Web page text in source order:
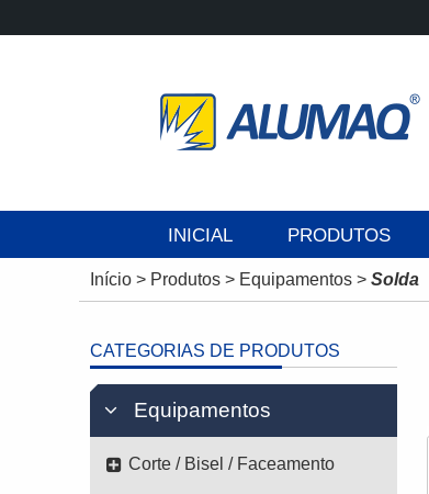
INICIAL PRODUTOS
Início > Produtos > Equipamentos > Solda
CATEGORIAS DE PRODUTOS
Equipamentos
Corte / Bisel / Faceamento